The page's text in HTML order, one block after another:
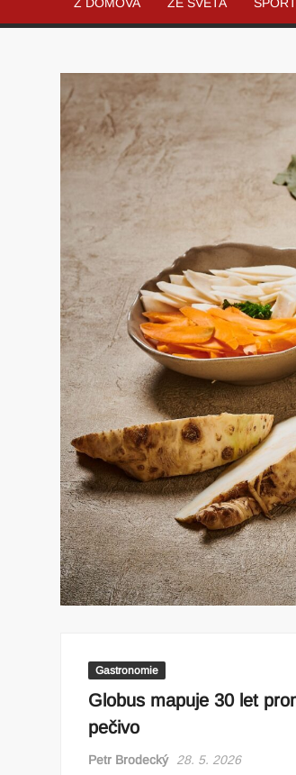
Gastronomie
Globus mapuje 30 let
pečivo
Petr Brodecký 28. 5. 2026